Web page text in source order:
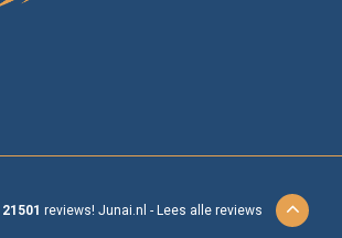
21501 reviews! Junai.nl - Lees alle reviews